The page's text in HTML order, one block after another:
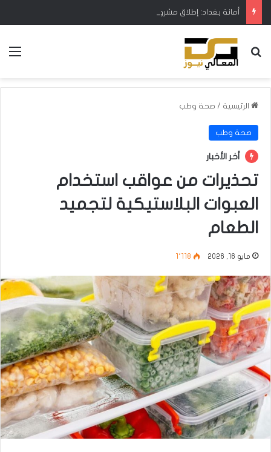
بحث عن
الرئيسية / صحة وطب
صحة وطب
أخر الأخبار
تحذيرات من عواقب استخدام
العبوات البلاستيكية لتجميد
الطعام
مايو 16, 2026 1٬118